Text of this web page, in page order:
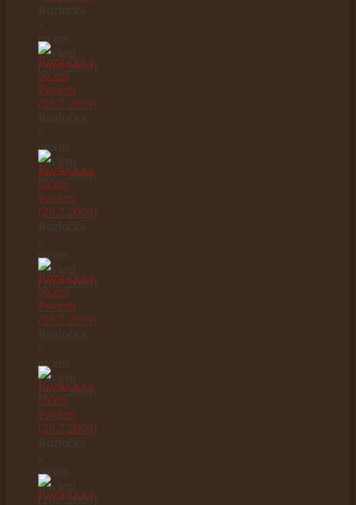
Rozlučka
s
otcem
Pavlem
(26.7.2009)
Rozlučka
s
otcem
Pavlem
(26.7.2009)
Rozlučka
s
otcem
Pavlem
(26.7.2009)
Rozlučka
s
otcem
Pavlem
(26.7.2009)
Rozlučka
s
otcem
Pavlem
(26.7.2009)